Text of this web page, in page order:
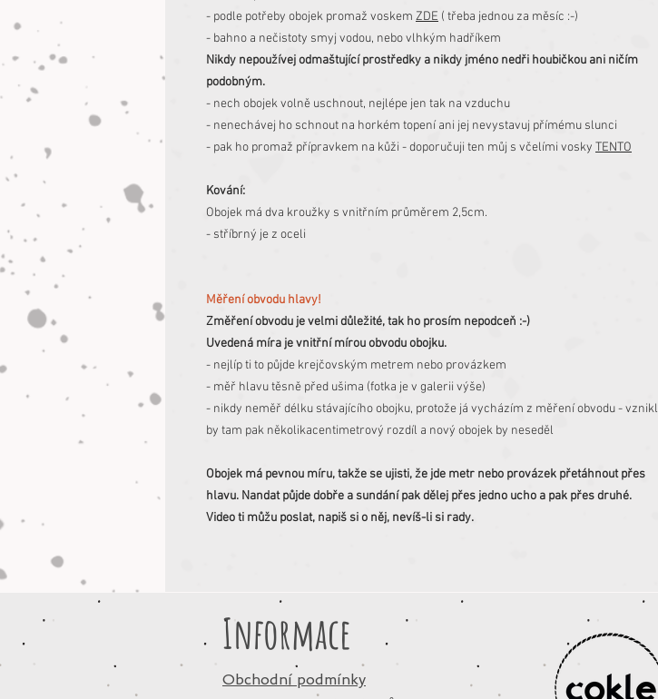
- podle potřeby obojek promaž voskem ZDE ( třeba jednou za měsíc :-)
- bahno a nečistoty smyj vodou, nebo vlhkým hadříkem
Nikdy nepoužívej odmaštující prostředky a nikdy jméno nedři houbičkou ani ničím
podobným.
- nech obojek volně uschnout, nejlépe jen tak na vzduchu
- nenechávej ho schnout na horkém topení ani jej nevystavuj přímému slunci
- pak ho promaž přípravkem na kůži - doporučuji ten můj s včelími vosky TENTO
Kování:
Obojek má dva kroužky s vnitřním průměrem 2,5cm.
- stříbrný je z oceli
Měření obvodu hlavy!
Změření obvodu je velmi důležité, tak ho prosím nepodceň :-)
Uvedená míra je vnitřní mírou obvodu obojku.
- nejlíp ti to půjde krejčovským metrem nebo provázkem
- měř hlavu těsně před ušima (fotka je v galerii výše)
- nikdy neměř délku stávajícího obojku, protože já vycházím z měření obvodu - vznikl
by tam pak několikacentimetrový rozdíl a nový obojek by neseděl
Obojek má pevnou míru, takže se ujisti, že jde metr nebo provázek přetáhnout přes
hlavu. Nandat půjde dobře a sundání pak dělej přes jedno ucho a pak přes druhé.
Video ti můžu poslat, napiš si o něj, nevíš-li si rady.
Informace
Obchodní podmínky